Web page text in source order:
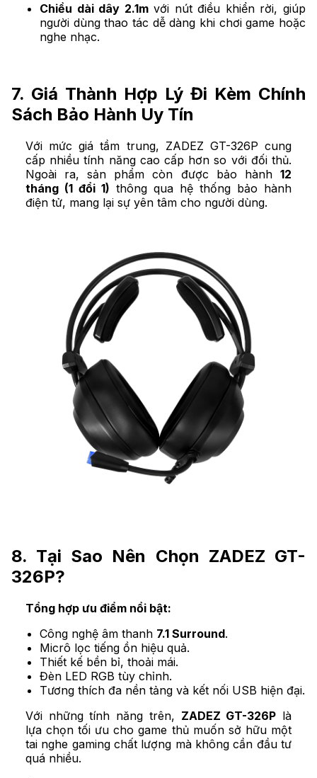
Chiều dài dây 2.1mvới nút điều khiển rời, giúp
người dùng thao tác dễ dàng khi chơi game hoặc
nghe nhạc.
7. Giá Thành Hợp Lý Đi Kèm Chính
Sách Bảo Hành Uy Tín
Với mức giá tầm trung, ZADEZ GT-326P cung
cấp nhiều tính năng cao cấp hơn so với đối thủ.
Ngoài ra, sản phẩm còn được bảo hành 12
tháng (1 đổi 1) thông qua hệ thống bảo hành
điện tử, mang lại sự yên tâm cho người dùng.
8. Tại Sao Nên Chọn ZADEZ GT-
326P?
Tổng hợp ưu điểm nổi bật:
Công nghệ âm thanh 7.1 Surround.
Micrô lọc tiếng ồn hiệu quả.
Thiết kế bền bỉ, thoải mái.
Đèn LED RGB tùy chỉnh.
Tương thích đa nền tảng và kết nối USB hiện đại.
Với những tính năng trên, ZADEZ GT-326P là
lựa chọn tối ưu cho game thủ muốn sở hữu một
tai nghe gaming chất lượng mà không cần đầu tư
quá nhiều.